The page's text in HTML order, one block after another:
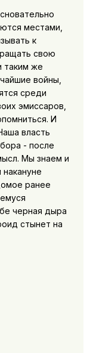
местами,
к
свою
таким же
войны,
среди
эмиссаров,
И
власть
- после
Мы знаем и
ранее
черная дыра
стынет на